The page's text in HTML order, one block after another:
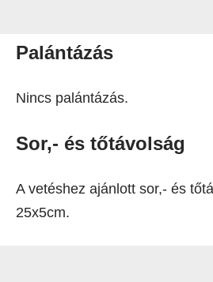
Palántázás
Nincs palántázás.
Sor,- és tőtávolság
A vetéshez ajánlott sor,- és
25x5cm.